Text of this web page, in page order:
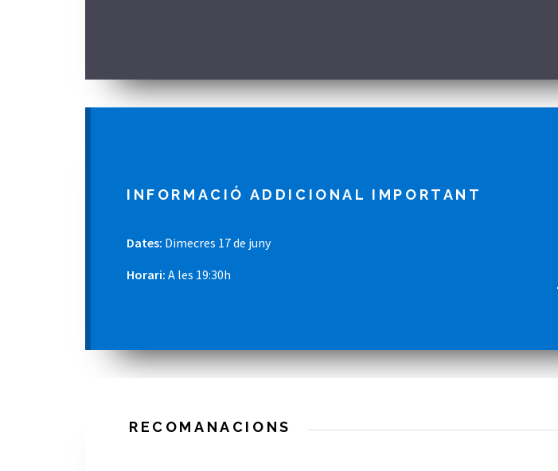
INFORMACIÓ ADDICIONAL IMPORTANT
Dates: Dimecres 17 de juny
Horari: A les 19:30h
RECOMANACIONS